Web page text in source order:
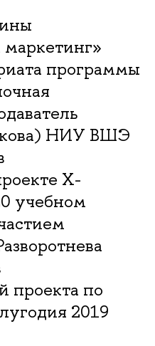
программы
НИУ ВШЭ
X-
учебном
проекта по
2019